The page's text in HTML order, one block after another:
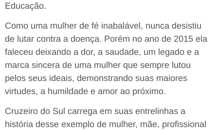
Educação.
Como uma mulher de fé inabalável, nunca desistiu
de lutar contra a doença. Porém no ano de 2015 ela
faleceu deixando a dor, a saudade, um legado e a
marca sincera de uma mulher que sempre lutou
pelos seus ideais, demonstrando suas maiores
virtudes, a humildade e amor ao próximo.
Cruzeiro do Sul carrega em suas entrelinhas a
história desse exemplo de mulher, mãe, profissional